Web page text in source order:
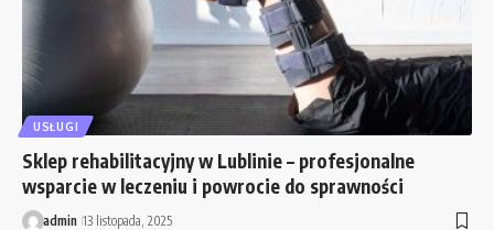
USŁUGI
Sklep rehabilitacyjny w Lublinie – profesjonalne
wsparcie w leczeniu i powrocie do sprawności
admin 13 listopada, 2025